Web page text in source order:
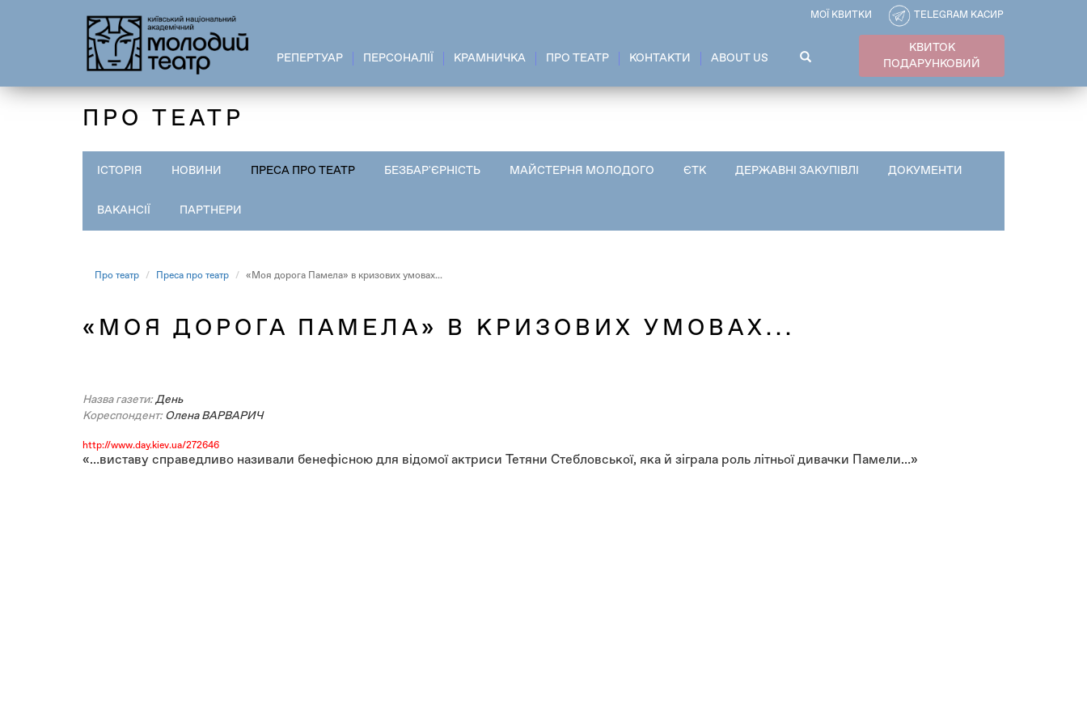
РЕПЕРТУАР ПЕРСОНАЛІЇ КРАМНИЧКА ПРО ТЕАТР КОНТАКТИ ABOUT US
ПОШУКОВА
ФОРМА
КВИТОК
ПОДАРУНКОВИЙ
МОЇ КВИТКИ TELEGRAM КАСИР
ПРО ТЕАТР
ІСТОРІЯ НОВИНИ ПРЕСА ПРО ТЕАТР БЕЗБАР'ЄРНІСТЬ МАЙСТЕРНЯ МОЛОДОГО ЄТК ДЕРЖАВНІ ЗАКУПІВЛІ ДОКУМЕНТИ
ВАКАНСІЇ ПАРТНЕРИ
Про театр Преса про театр «Моя дорога Памела» в кризових умовах...
«МОЯ ДОРОГА ПАМЕЛА» В КРИЗОВИХ УМОВАХ...
Назва газети:День
Кореспондент: Олена ВАРВАРИЧ
http://www.day.kiev.ua/272646
«…виставу справедливо називали бенефісною для відомої актриси Тетяни Стебловської, яка й зіграла роль літньої дивачки Памели…»